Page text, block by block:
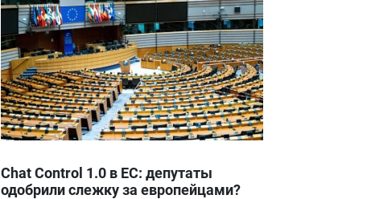
Chat Control 1.0 в ЕС: депутаты
одобрили слежку за европейцами?